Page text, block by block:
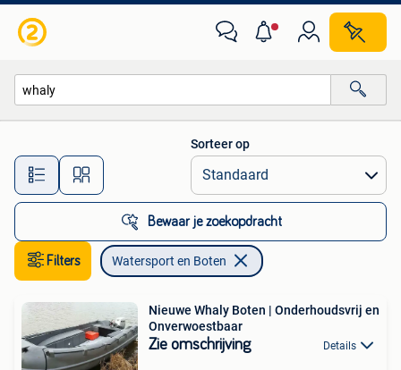
Alle afstanden…
Sorteer op
Bewaar je zoekopdracht
Filters Watersport en Boten
Nieuwe Whaly Boten | Onderhoudsvrij en
Onverwoestbaar
Zie omschrijving Details